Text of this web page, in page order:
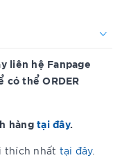
liên hệ Fanpage
có thể ORDER
hàng tại đây.
thích nhất tại đây.